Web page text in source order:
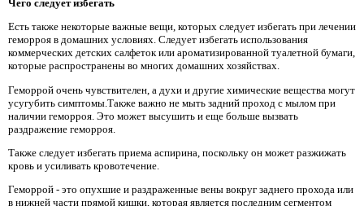
Чего следует избегать
Есть также некоторые важные вещи, которых следует избегать при лечении
геморроя в домашних условиях. Следует избегать использования
коммерческих детских салфеток или ароматизированной туалетной бумаги,
которые распространены во многих домашних хозяйствах.
Геморрой очень чувствителен, а духи и другие химические вещества могут
усугубить симптомы.Также важно не мыть задний проход с мылом при
наличии геморроя. Это может высушить и еще больше вызвать
раздражение геморроя.
Также следует избегать приема аспирина, поскольку он может разжижать
кровь и усиливать кровотечение.
Геморрой - это опухшие и раздраженные вены вокруг заднего прохода или
в нижней части прямой кишки, которая является последним сегментом